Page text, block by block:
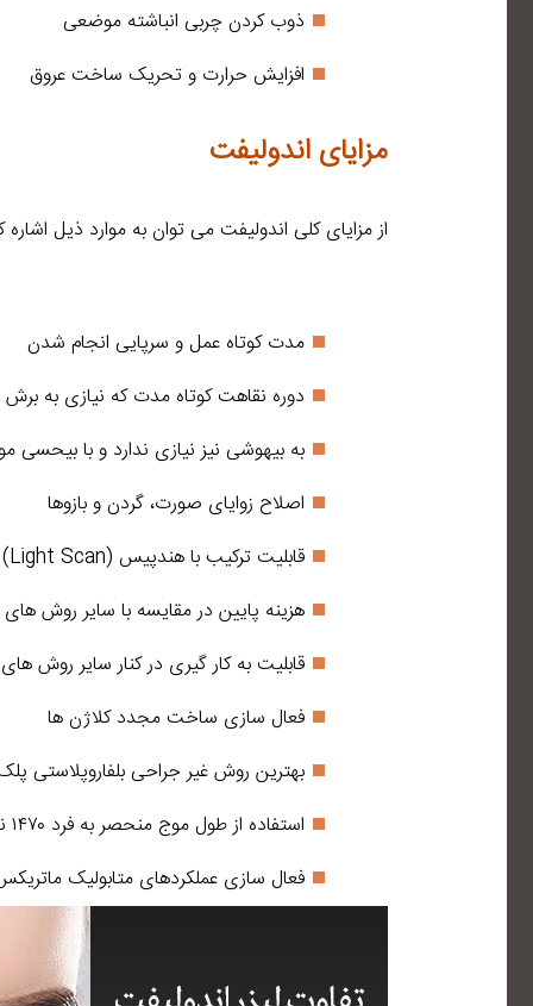
ذوب کردن چربی انباشته موضعی
افزایش حرارت و تحریک ساخت عروق
مزایای اندولیفت
از مزایای کلی اندولیفت می توان به موارد ذیل اشاره
مدت کوتاه عمل و سرپایی انجام شدن
دوره نقاهت کوتاه مدت که نیازی به برش
به بیهوشی نیز نیازی ندارد و با
اصلاح زوایای صورت، گردن و بازوها
قابلیت ترکیب با هندپیس (Light Scan)
هزینه پایین در مقایسه با سایر روش
قابلیت به کار گیری در کنار سایر روش
فعال سازی ساخت مجدد کلاژن ها
بهترین روش غیر جراحی بلفاروپلاستی
استفاده از طول موج منحصر به فرد ۱۴۷۰ نانومتر
فعال سازی عملکردهای متابولیک